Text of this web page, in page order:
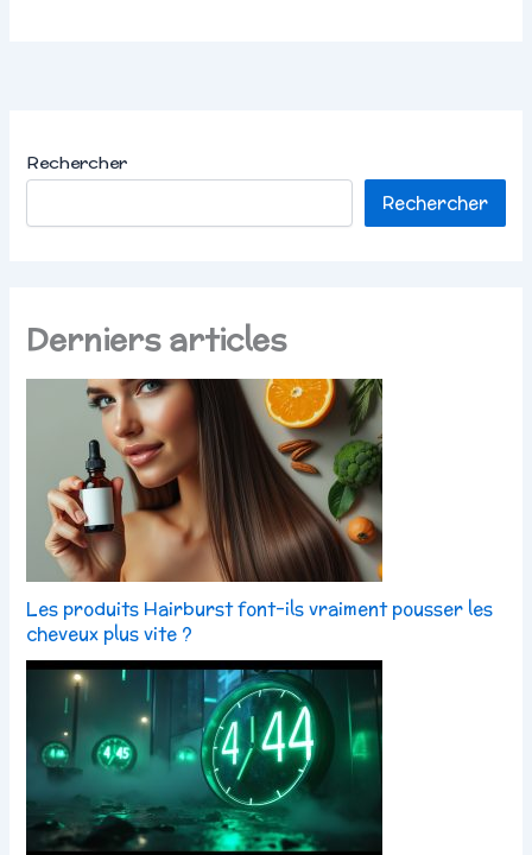
Rechercher
Rechercher
Derniers articles
Les produits Hairburst font-ils vraiment pousser les
cheveux plus vite ?